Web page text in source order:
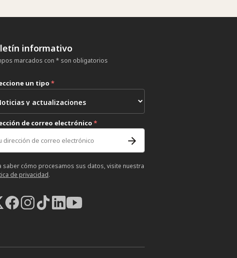
informativo
marcados con * son obligatorios
un tipo *
de correo electrónico *
saber cómo procesamos sus datos, visite nuestra
de privacidad.